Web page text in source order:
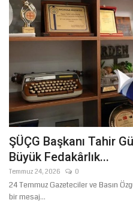
ŞÜÇG Başkanı Tahir
Büyük Fedakârlık...
Temmuz 24, 2026 0
24 Temmuz Gazeteciler ve Basın
bir mesaj...